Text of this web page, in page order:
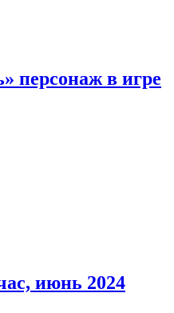
персонаж в игре
июнь 2024